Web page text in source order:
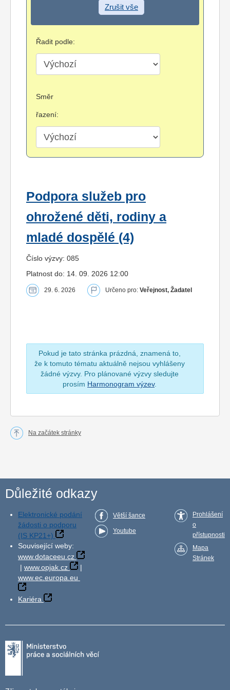
Zrušit vše
Řadit podle:
Směr
řazení:
Podpora služeb pro
ohrožené děti, rodiny a
mladé dospělé (4)
Číslo výzvy: 085
Platnost do: 14. 09. 2026 12:00
29. 6. 2026 Určeno pro: Veřejnost, Žadatel
Pokud je tato stránka prázdná, znamená to,
že k tomuto tématu aktuálně nejsou vyhlášeny
žádné výzvy. Pro plánované výzvy sledujte
prosím Harmonogram výzev.
Na začátek stránky
Důležité odkazy
Elektronické podání
žádosti o podporu
(IS KP21+)
Související weby:
www.dotaceeu.cz
| www.opjak.cz
|
www.ec.europa.eu
Kariéra
Větší šance
Youtube
Prohlášení
o
přístupnosti
Mapa
Stránek